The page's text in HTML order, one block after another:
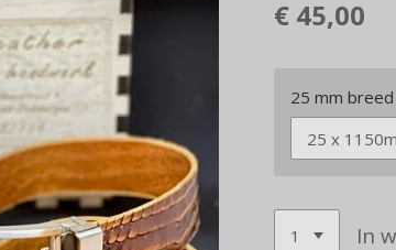
€ 45,00
25 mm breed
In